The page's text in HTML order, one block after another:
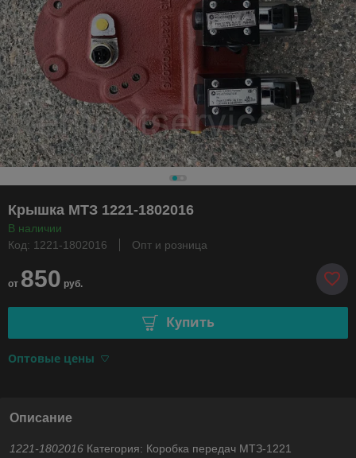
Крышка МТЗ 1221-1802016
В наличии
Код: 1221-1802016
Опт и розница
от 850 руб.
Купить
Оптовые цены
Описание
1221-1802016 Категория: Коробка передач МТЗ-1221